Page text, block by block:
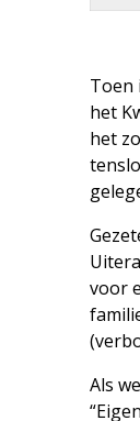
Toen
het
het
voor
Als